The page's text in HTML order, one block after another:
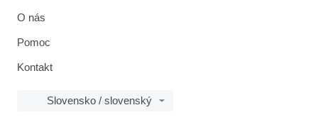
O nás
Pomoc
Kontakt
Slovensko / slovenský